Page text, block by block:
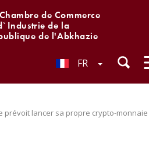
de Commerce
de la
de l'Abkhazie
FR
prévoit lancer sa propre crypto-monnaie